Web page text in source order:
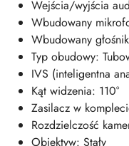
Wejścia/wyjścia
Wbudowany
Wbudowany
Typ obudowy:
IVS (inteligentna
Kąt widzenia: 110°
Zasilacz w
Rozdzielczość
Obiektyw: Stały